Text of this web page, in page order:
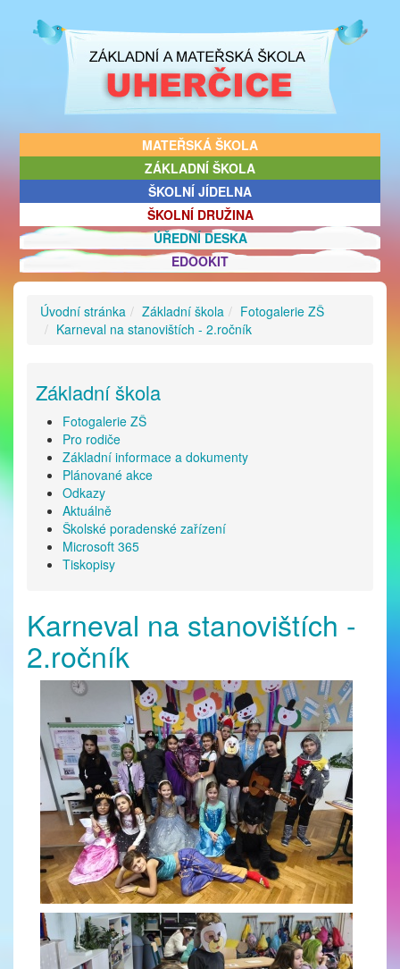
MATEŘSKÁ ŠKOLA
ZÁKLADNÍ ŠKOLA
ŠKOLNÍ JÍDELNA
ŠKOLNÍ DRUŽINA
ÚŘEDNÍ DESKA
EDOOKIT
Úvodní stránka Základní škola
Fotogalerie ZŠ
Karneval na stanovištích - 2.ročník
Základní škola
Fotogalerie ZŠ
Pro rodiče
Základní informace a dokumenty
Plánované akce
Odkazy
Aktuálně
Školské poradenské zařízení
Microsoft 365
Tiskopisy
Karneval na stanovištích -
2.ročník